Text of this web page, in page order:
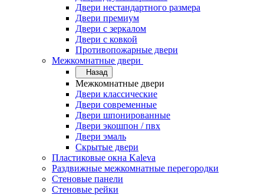
Двери нестандартного размера
Двери премиум
Двери с зеркалом
Двери с ковкой
Противопожарные двери
Межкомнатные двери
Назад
Межкомнатные двери
Двери классические
Двери современные
Двери шпонированные
Двери экошпон / пвх
Двери эмаль
Скрытые двери
Пластиковые окна Kaleva
Раздвижные межкомнатные перегородки
Стеновые панели
Стеновые рейки